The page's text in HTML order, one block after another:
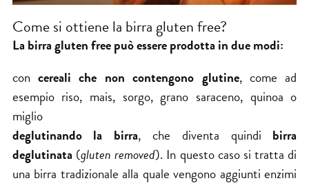
Come si ottiene la birra gluten free?
La birra gluten free può essere prodotta in due modi:
con cereali che non contengono glutine, come ad
esempio riso, mais, sorgo, grano saraceno, quinoa o
miglio
deglutinando la birra, che diventa quindi birra
deglutinata (gluten removed). In questo caso si tratta di
una birra tradizionale alla quale vengono aggiunti enzimi